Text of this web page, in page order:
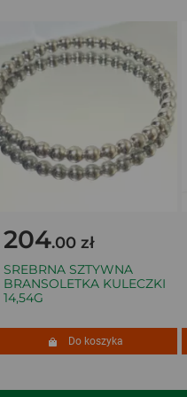
204.00 zł
SREBRNA SZTYWNA
BRANSOLETKA KULECZKI
14,54G
Do koszyka